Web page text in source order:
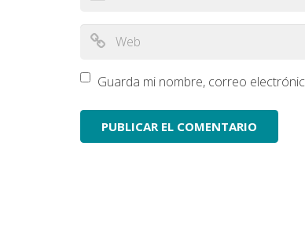
Guarda mi nombre, correo